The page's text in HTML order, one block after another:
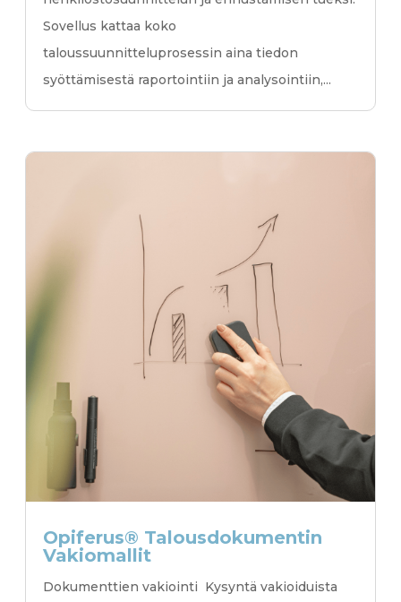
Sovellus kattaa koko
taloussuunnitteluprosessin aina tiedon
syöttämisestä raportointiin ja analysointiin,...
Opiferus® Talousdokumentin
Vakiomallit
Dokumenttien vakiointi Kysyntä vakioiduista